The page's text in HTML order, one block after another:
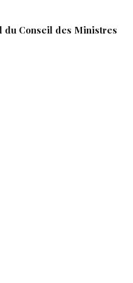
du Conseil des Ministres